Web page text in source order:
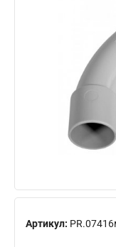
Артикул: